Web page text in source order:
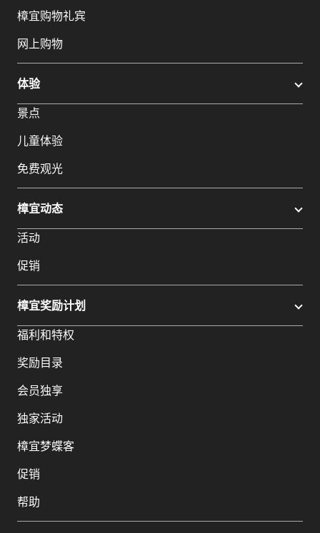
樟宜购物礼宾
网上购物
体验
景点
儿童体验
免费观光
樟宜动态
活动
促销
樟宜奖励计划
福利和特权
奖励目录
会员独享
独家活动
樟宜梦蝶客
促销
帮助